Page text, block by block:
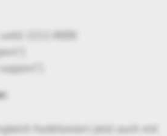
2212.4000
funktioniert jetzt auch mit